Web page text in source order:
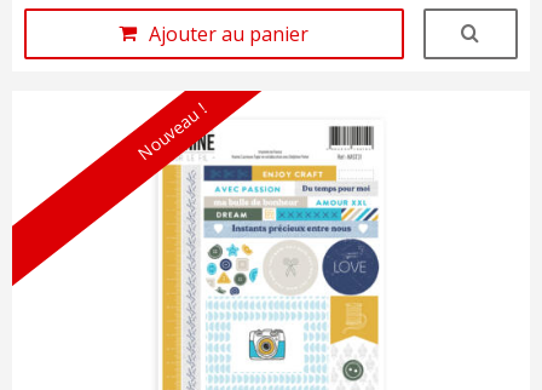
Ajouter au panier
Nouveau !